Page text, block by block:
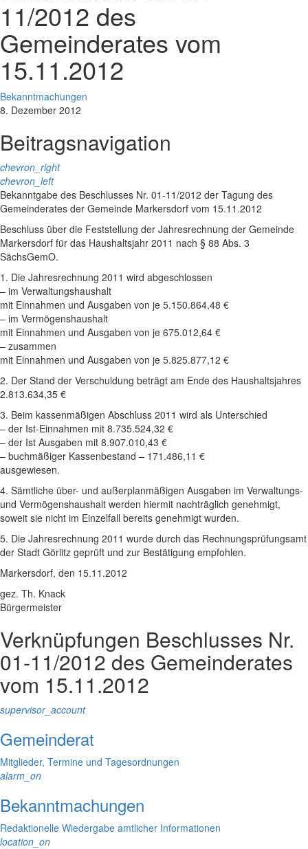
11/2012 des
Gemeinderates vom
15.11.2012
Bekanntmachungen
8. Dezember 2012
Beitragsnavigation
chevron_right
chevron_left
Bekanntgabe des Beschlusses Nr. 01-11/2012 der Tagung des
Gemeinderates der Gemeinde Markersdorf vom 15.11.2012
Beschluss über die Feststellung der Jahresrechnung der Gemeinde
Markersdorf für das Haushaltsjahr 2011 nach § 88 Abs. 3
SächsGemO.
1. Die Jahresrechnung 2011 wird abgeschlossen
– im Verwaltungshaushalt
mit Einnahmen und Ausgaben von je 5.150.864,48 €
– im Vermögenshaushalt
mit Einnahmen und Ausgaben von je 675.012,64 €
– zusammen
mit Einnahmen und Ausgaben von je 5.825.877,12 €
2. Der Stand der Verschuldung beträgt am Ende des Haushaltsjahres
2.813.634,35 €
3. Beim kassenmäßigen Abschluss 2011 wird als Unterschied
– der Ist-Einnahmen mit 8.735.524,32 €
– der Ist Ausgaben mit 8.907.010,43 €
– buchmäßiger Kassenbestand – 171.486,11 €
ausgewiesen.
4. Sämtliche über- und außerplanmäßigen Ausgaben im Verwaltungs-
und Vermögenshaushalt werden hiermit nachträglich genehmigt,
soweit sie nicht im Einzelfall bereits genehmigt wurden.
5. Die Jahresrechnung 2011 wurde durch das Rechnungsprüfungsamt
der Stadt Görlitz geprüft und zur Bestätigung empfohlen.
Markersdorf, den 15.11.2012
gez. Th. Knack
Bürgermeister
Verknüpfungen Beschlusses Nr.
01-11/2012 des Gemeinderates
vom 15.11.2012
supervisor_account
Gemeinderat
Mitglieder, Termine und Tagesordnungen
alarm_on
Bekanntmachungen
Redaktionelle Wiedergabe amtlicher Informationen
location_on